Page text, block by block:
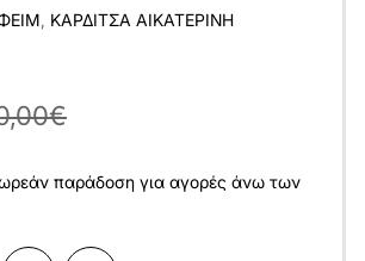
ΚΑΡΔΙΤΣΆ ΑΙΚΑΤΕΡΊΝΗ
παράδοση για αγορές άνω των